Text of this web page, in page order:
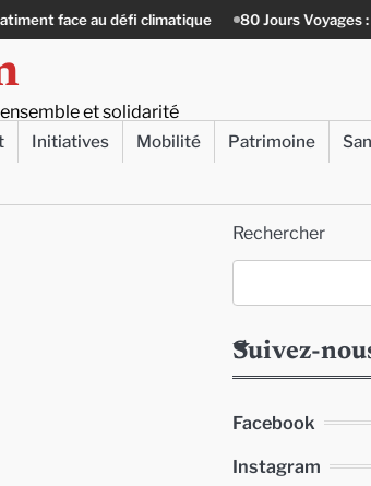
au défi climatique 80 Jours Voyages : au cœur
et solidarité
Initiatives Mobilité Patrimoine
Rechercher
Suivez-
Facebook
Instagram